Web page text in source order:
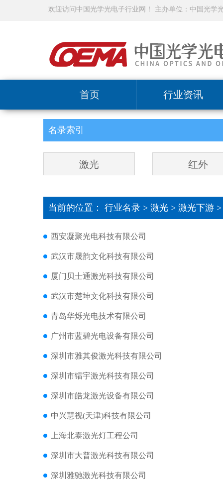
欢迎访问中国光学光电子行业网！ 主办单位：中国光学
首页 行业资讯
名录索引
激光 红外
当前的位置： 行业名录> 激光> 激光下游
西安凝聚光电科技有限公司
武汉市晟韵文化科技有限公司
厦门贝士通激光科技有限公司
武汉市楚坤文化科技有限公司
青岛华烁光电技术有限公司
广州市蓝碧光电设备有限公司
深圳市雅其俊激光科技有限公司
深圳市镭宇激光科技有限公司
深圳市皓龙激光设备有限公司
中兴慧视(天津)科技有限公司
上海北泰激光灯工程公司
深圳市大普激光科技有限公司
深圳雅驰激光科技有限公司